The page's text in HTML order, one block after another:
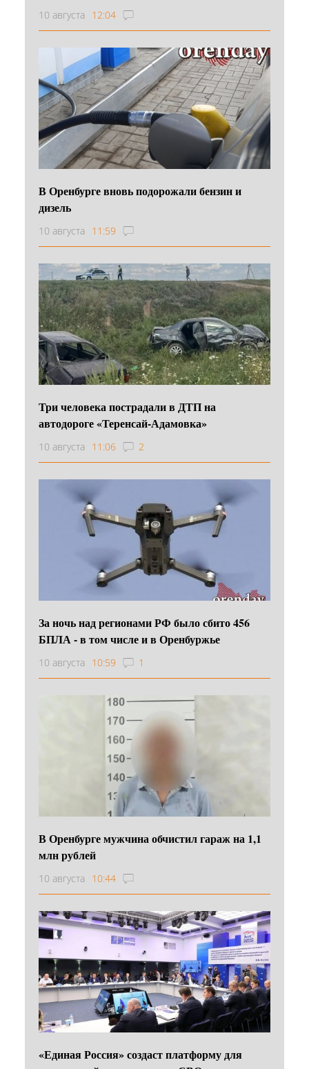
10 августа 12:04
В Оренбурге вновь подорожали бензин и
дизель
10 августа 11:59
Три человека пострадали в ДТП на
автодороге «Теренсай-Адамовка»
10 августа 11:06 2
За ночь над регионами РФ было сбито 456
БПЛА - в том числе и в Оренбуржье
10 августа 10:59 1
В Оренбурге мужчина обчистил гараж на 1,1
млн рублей
10 августа 10:44
«Единая Россия» создаст платформу для